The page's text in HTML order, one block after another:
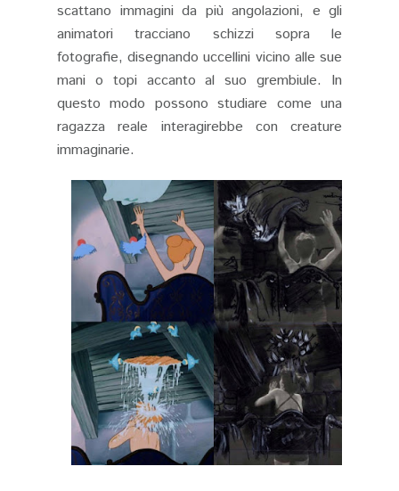
scattano immagini da più angolazioni, e gli
animatori tracciano schizzi sopra le
fotografie, disegnando uccellini vicino alle sue
mani o topi accanto al suo grembiule. In
questo modo possono studiare come una
ragazza reale interagirebbe con creature
immaginarie.